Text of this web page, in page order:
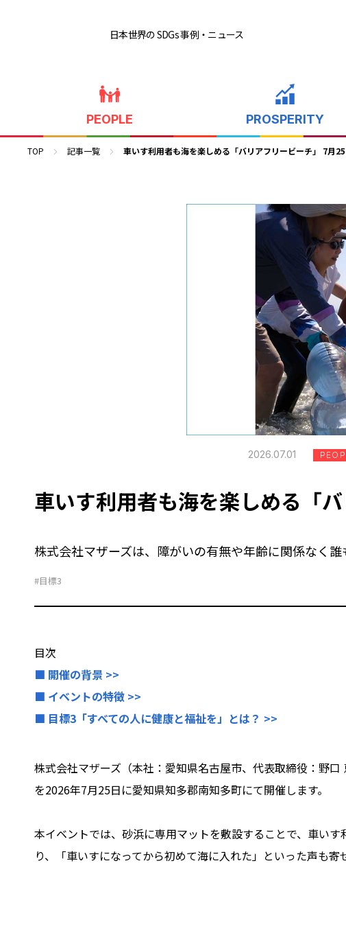
日本世界の SDGs 事例・ニュース
PEOPLE PROSPERITY
TOP 記事一覧 車いす利用者も海を楽しめる「バリアフリービーチ」 7月
2026.07.01
車いす利用者も海を楽しめる「
株式会社マザーズは、障がいの有無や年齢に関係なく
#目標3
目次
■ 開催の背景 >>
■ イベントの特徴 >>
■ 目標3「すべての人に健康と福祉を」とは？ >>
株式会社マザーズ（本社：愛知県名古屋市、代表取締役：野
を2026年7月25日に愛知県知多郡南知多町にて開催します。
本イベントでは、砂浜に専用マットを敷設することで、車い
り、「車いすになってから初めて海に入れた」といった声も寄